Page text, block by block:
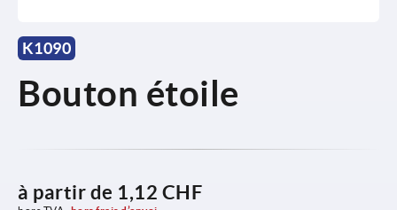
K1090
Bouton étoile
à partir de 1,12 CHF